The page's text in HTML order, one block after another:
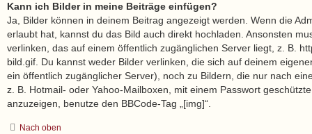
Kann ich Bilder in meine Beiträge einfügen?
Ja, Bilder können in deinem Beitrag angezeigt werden. Wenn die
erlaubt hat, kannst du das Bild auch direkt hochladen. Ansonsten
verlinken, das auf einem öffentlich zugänglichen Server liegt, z. B.
bild.gif. Du kannst weder Bilder verlinken, die sich auf deinem
ein öffentlich zugänglicher Server), noch zu Bildern, die nur nach
z. B. Hotmail- oder Yahoo-Mailboxen, mit einem Passwort
anzuzeigen, benutze den BBCode-Tag „[img]“.
Nach oben